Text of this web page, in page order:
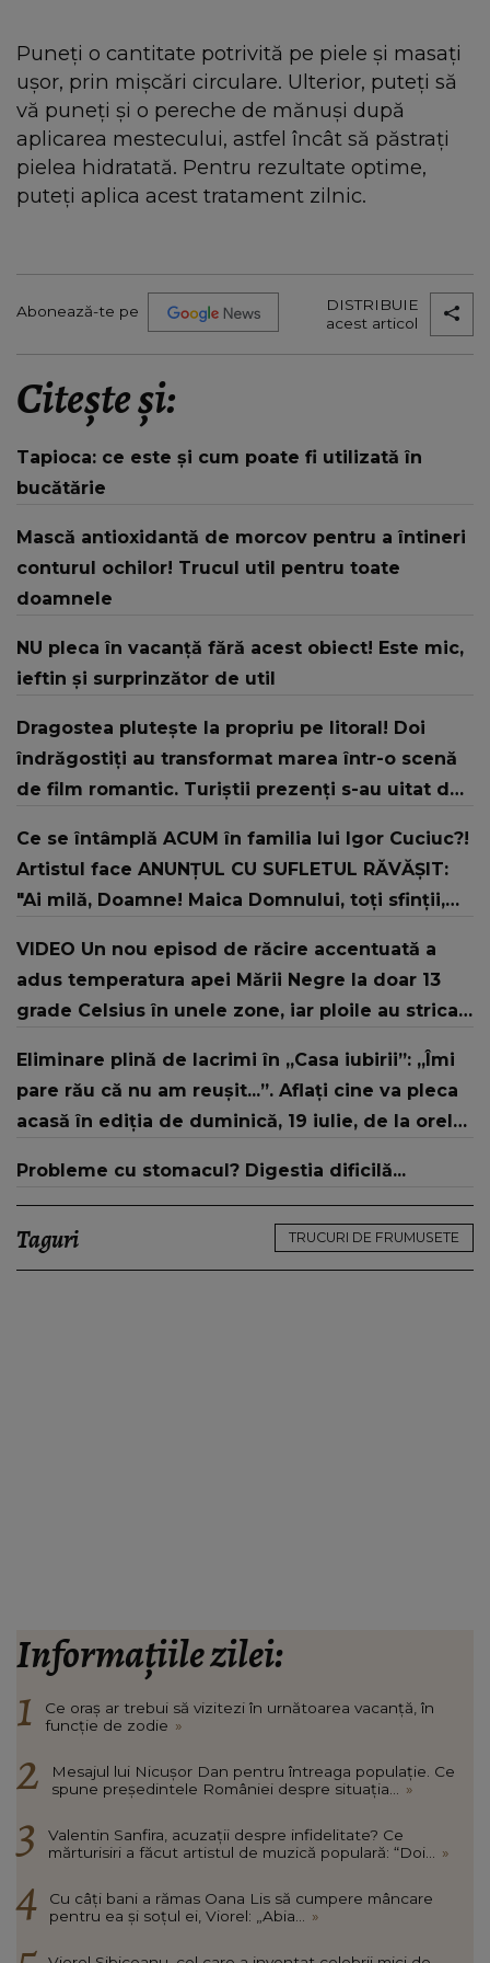
Puneți o cantitate potrivită pe piele și masați
ușor, prin mișcări circulare. Ulterior, puteți să
vă puneți și o pereche de mănuși după
aplicarea mestecului, astfel încât să păstrați
pielea hidratată. Pentru rezultate optime,
puteți aplica acest tratament zilnic.
Abonează-te pe
DISTRIBUIE
acest articol
Citește și:
Tapioca: ce este și cum poate fi utilizată în
bucătărie
Mască antioxidantă de morcov pentru a întineri
conturul ochilor! Trucul util pentru toate
doamnele
NU pleca în vacanță fără acest obiect! Este mic,
ieftin și surprinzător de util
Dragostea plutește la propriu pe litoral! Doi
îndrăgostiți au transformat marea într-o scenă
de film romantic. Turiștii prezenți s-au uitat de
Ce se întâmplă ACUM în familia lui Igor Cuciuc?!
Artistul face ANUNȚUL CU SUFLETUL RĂVĂȘIT:
"Ai milă, Doamne! Maica Domnului, toți sfinții,
VIDEO Un nou episod de răcire accentuată a
adus temperatura apei Mării Negre la doar 13
grade Celsius în unele zone, iar ploile au stricat
Eliminare plină de lacrimi în „Casa iubirii”: „Îmi
pare rău că nu am reușit...”. Aflați cine va pleca
acasă în ediția de duminică, 19 iulie, de la orele
Probleme cu stomacul? Digestia dificilă...
Taguri TRUCURI DE FRUMUSETE
Informațiile zilei:
Ce oraș ar trebui să vizitezi în urnătoarea vacanță, în
funcție de zodie »
Mesajul lui Nicușor Dan pentru întreaga populație. Ce
spune președintele României despre situația...
»
Valentin Sanfira, acuzații despre infidelitate? Ce
mărturisiri a făcut artistul de muzică populară: “Doi...
»
Cu câți bani a rămas Oana Lis să cumpere mâncare
pentru ea și soțul ei, Viorel: „Abia...
»